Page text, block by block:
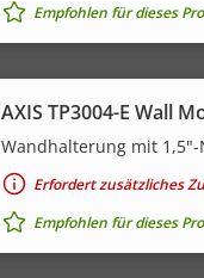
Empfohlen für dieses
AXIS TP3004-E Wall
Wandhalterung mit 1,5"-
Erfordert zusätzliches
Empfohlen für dieses